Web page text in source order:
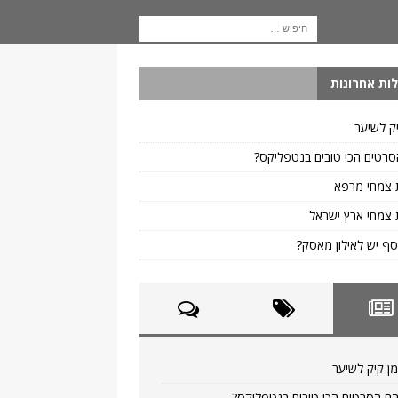
אחרונות
לשיער
הכי טובים בנטפליקס?
צמחי מרפא
צמחי ארץ ישראל
יש לאילון מאסק?
קיק לשיער